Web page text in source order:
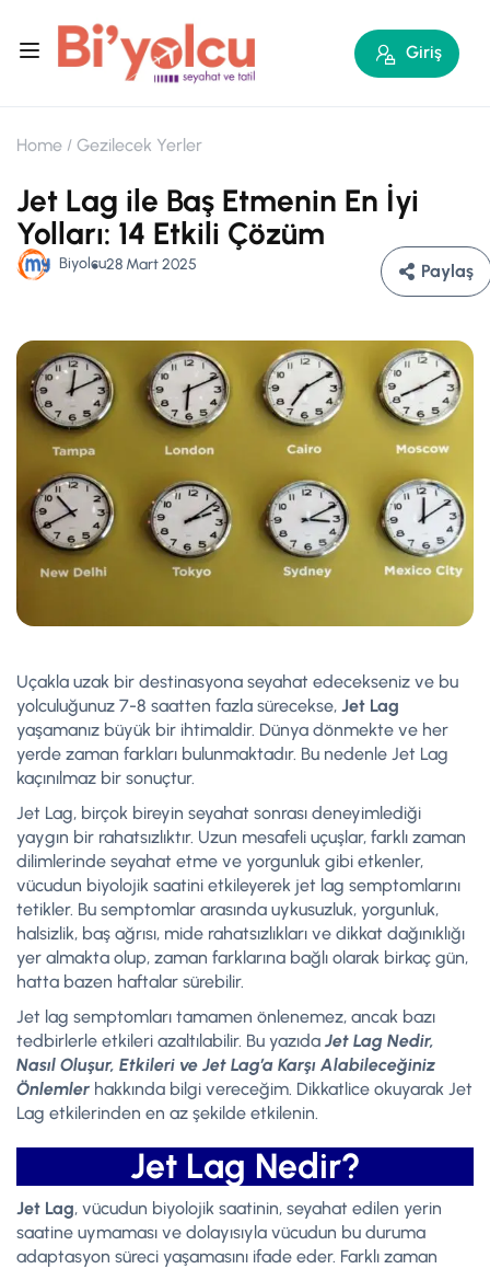
Giriş
Home Gezilecek Yerler
Jet Lag ile Baş Etmenin En İyi
Yolları: 14 Etkili Çözüm
Biyolcu28 Mart 2025 Paylaş
Uçakla uzak bir destinasyona seyahat edecekseniz ve bu
yolculuğunuz 7-8 saatten fazla sürecekse, Jet Lag
yaşamanız büyük bir ihtimaldir. Dünya dönmekte ve her
yerde zaman farkları bulunmaktadır. Bu nedenle Jet Lag
kaçınılmaz bir sonuçtur.
Jet Lag, birçok bireyin seyahat sonrası deneyimlediği
yaygın bir rahatsızlıktır. Uzun mesafeli uçuşlar, farklı zaman
dilimlerinde seyahat etme ve yorgunluk gibi etkenler,
vücudun biyolojik saatini etkileyerek jet lag semptomlarını
tetikler. Bu semptomlar arasında uykusuzluk, yorgunluk,
halsizlik, baş ağrısı, mide rahatsızlıkları ve dikkat dağınıklığı
yer almakta olup, zaman farklarına bağlı olarak birkaç gün,
hatta bazen haftalar sürebilir.
Jet lag semptomları tamamen önlenemez, ancak bazı
tedbirlerle etkileri azaltılabilir. Bu yazıda Jet Lag Nedir,
Nasıl Oluşur, Etkileri ve Jet Lag’a Karşı Alabileceğiniz
Önlemler hakkında bilgi vereceğim. Dikkatlice okuyarak Jet
Lag etkilerinden en az şekilde etkilenin.
Jet Lag Nedir?
Jet Lag, vücudun biyolojik saatinin, seyahat edilen yerin
saatine uymaması ve dolayısıyla vücudun bu duruma
adaptasyon süreci yaşamasını ifade eder. Farklı zaman